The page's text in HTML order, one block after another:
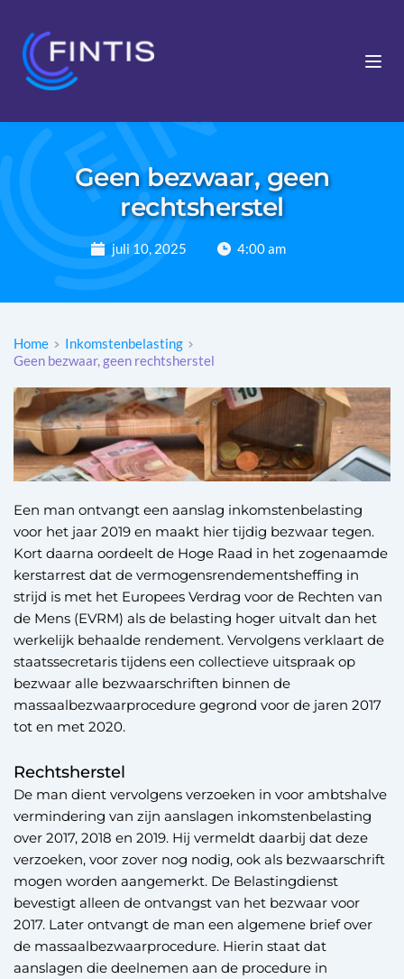
Geen bezwaar, geen
rechtsherstel
juli 10, 2025 4:00 am
Home
Inkomstenbelasting
Geen bezwaar, geen rechtsherstel
Een man ontvangt een aanslag inkomstenbelasting
voor het jaar 2019 en maakt hier tijdig bezwaar tegen.
Kort daarna oordeelt de Hoge Raad in het zogenaamde
kerstarrest dat de vermogensrendementsheffing in
strijd is met het Europees Verdrag voor de Rechten van
de Mens (EVRM) als de belasting hoger uitvalt dan het
werkelijk behaalde rendement. Vervolgens verklaart de
staatssecretaris tijdens een collectieve uitspraak op
bezwaar alle bezwaarschriften binnen de
massaalbezwaarprocedure gegrond voor de jaren 2017
tot en met 2020.
Rechtsherstel
De man dient vervolgens verzoeken in voor ambtshalve
vermindering van zijn aanslagen inkomstenbelasting
over 2017, 2018 en 2019. Hij vermeldt daarbij dat deze
verzoeken, voor zover nog nodig, ook als bezwaarschrift
mogen worden aangemerkt. De Belastingdienst
bevestigt alleen de ontvangst van het bezwaar voor
2017. Later ontvangt de man een algemene brief over
de massaalbezwaarprocedure. Hierin staat dat
aanslagen die deelnemen aan de procedure in